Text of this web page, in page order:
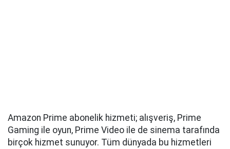
Amazon Prime abonelik hizmeti; alışveriş, Prime
Gaming ile oyun, Prime Video ile de sinema tarafında
birçok hizmet sunuyor. Tüm dünyada bu hizmetleri